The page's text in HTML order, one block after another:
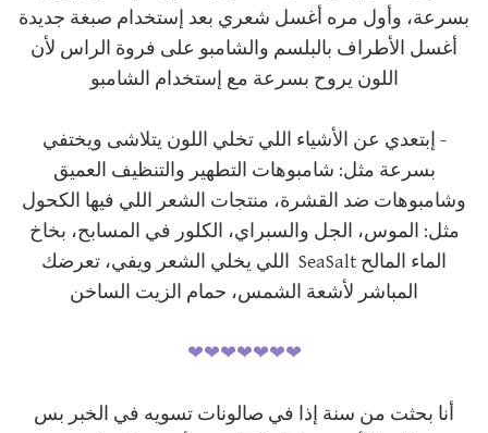
بسرعة، وأول مره أغسل شعري بعد إستخدام صبغة جديدة
أغسل الأطراف بالبلسم والشامبو على فروة الراس لأن
اللون يروح بسرعة مع إستخدام الشامبو
- إبتعدي عن الأشياء اللي تخلي اللون يتلاشى ويختفي
بسرعة مثل: شامبوهات التطهير والتنظيف العميق
وشامبوهات ضد القشرة، منتجات الشعر اللي فيها الكحول
مثل: الموس، الجل والسبراي، الكلور في المسابح، بخاخ
الماء المالح SeaSalt اللي يخلي الشعر ويفي، تعرضك
المباشر لأشعة الشمس، حمام الزيت الساخن
❤❤❤❤❤❤❤
أنا بحثت من سنة إذا في صالونات تسويه في الخبر بس